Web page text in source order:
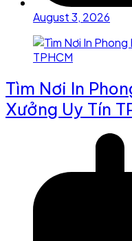
August 3, 2026
Tìm Nơi In
Xưởng Uy Tín